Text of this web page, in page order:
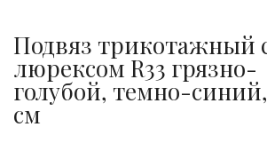
Подвяз трикотажный
люрексом R33 грязно-
голубой, темно-
см